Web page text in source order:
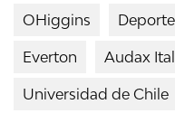
OHiggins
Everton Audax
Universidad de Chile